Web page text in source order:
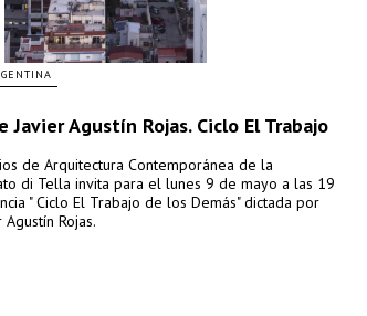
Javier Agustín Rojas. Ciclo El Trabajo
de Arquitectura Contemporánea de la
di Tella invita para el lunes 9 de mayo a las 19
" Ciclo El Trabajo de los Demás" dictada por
Rojas.